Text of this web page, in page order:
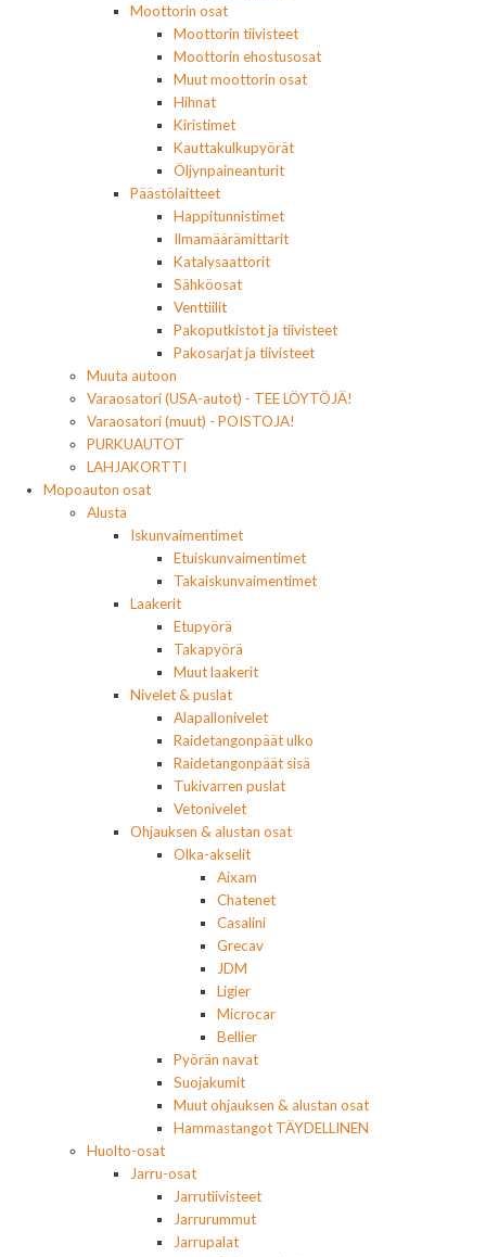
Moottorin osat
Moottorin tiivisteet
Moottorin ehostusosat
Muut moottorin osat
Hihnat
Kiristimet
Kauttakulkupyörät
Öljynpaineanturit
Päästölaitteet
Happitunnistimet
Ilmamäärämittarit
Katalysaattorit
Sähköosat
Venttiilit
Pakoputkistot ja tiivisteet
Pakosarjat ja tiivisteet
Muuta autoon
Varaosatori (USA-autot) - TEE LÖYTÖJÄ!
Varaosatori (muut) - POISTOJA!
PURKUAUTOT
LAHJAKORTTI
Mopoauton osat
Alusta
Iskunvaimentimet
Etuiskunvaimentimet
Takaiskunvaimentimet
Laakerit
Etupyörä
Takapyörä
Muut laakerit
Nivelet & puslat
Alapallonivelet
Raidetangonpäät ulko
Raidetangonpäät sisä
Tukivarren puslat
Vetonivelet
Ohjauksen & alustan osat
Olka-akselit
Aixam
Chatenet
Casalini
Grecav
JDM
Ligier
Microcar
Bellier
Pyörän navat
Suojakumit
Muut ohjauksen & alustan osat
Hammastangot TÄYDELLINEN
Huolto-osat
Jarru-osat
Jarrutiivisteet
Jarrurummut
Jarrupalat